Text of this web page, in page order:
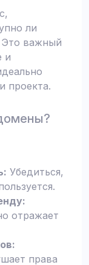
ли
Это важный
и
проекта.
Убедиться,
отражает
права